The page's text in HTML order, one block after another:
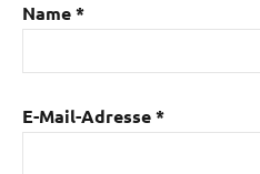
Name*
E-Mail-Adresse*